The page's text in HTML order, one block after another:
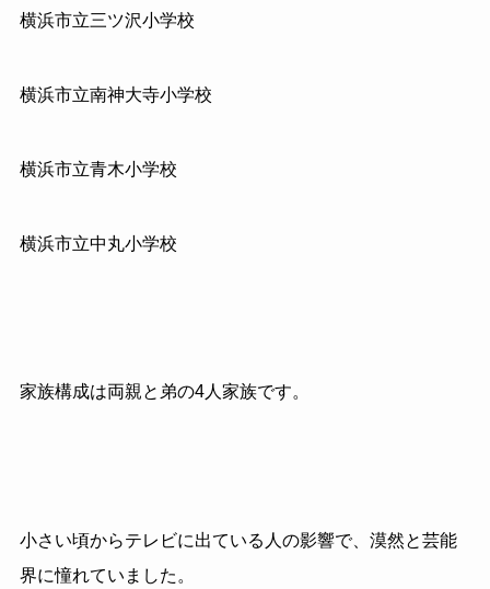
横浜市立三ツ沢小学校
横浜市立南神大寺小学校
横浜市立青木小学校
横浜市立中丸小学校
家族構成は両親と弟の4人家族です。
小さい頃からテレビに出ている人の影響で、漠然と芸能
界に憧れていました。